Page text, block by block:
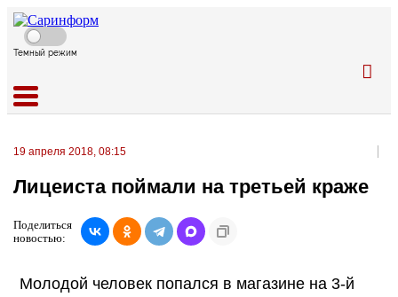
Темный режим
19 апреля 2018, 08:15
Лицеиста поймали на третьей краже
Поделиться
новостью:
Молодой человек попался в магазине на 3-й